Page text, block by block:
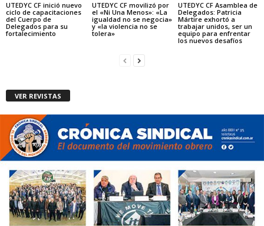
UTEDYC CF inició nuevo
ciclo de capacitaciones
del Cuerpo de
Delegados para su
fortalecimiento
UTEDYC CF movilizó por
el «Ni Una Menos»: «La
igualdad no se negocia»
y «la violencia no se
tolera»
UTEDYC CF Asamblea de
Delegados: Patricia
Mártire exhortó a
trabajar unidos, ser un
equipo para enfrentar
los nuevos desafíos
VER REVISTAS